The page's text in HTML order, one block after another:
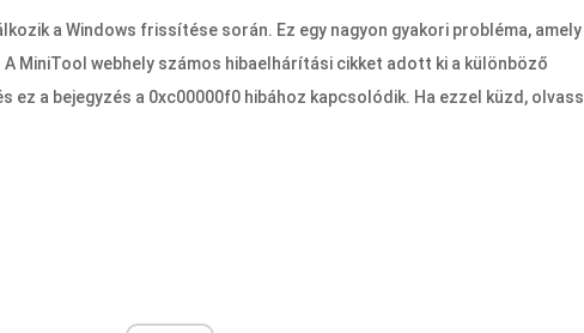
a Windows frissítése során. Ez egy nagyon gyakori probléma, amely
MiniTool webhely számos hibaelhárítási cikket adott ki a különböző
a bejegyzés a 0xc00000f0 hibához kapcsolódik. Ha ezzel küzd, olvass